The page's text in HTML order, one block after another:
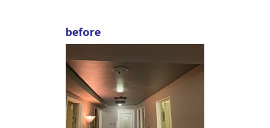
before